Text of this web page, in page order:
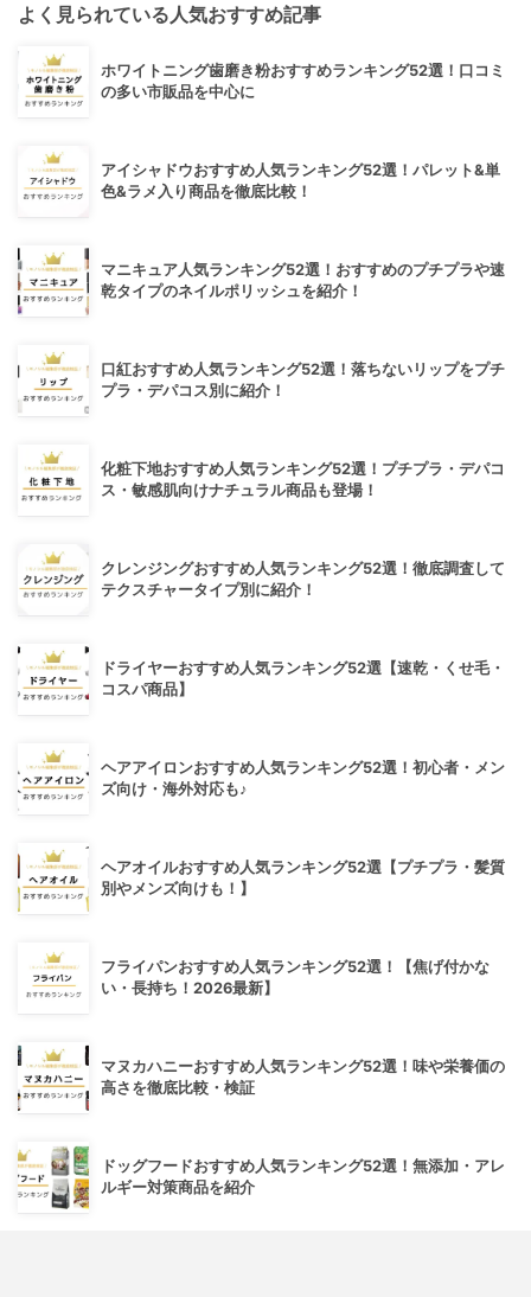
よく見られている人気おすすめ記事
ホワイトニング歯磨き粉おすすめランキング52選！口コミ
の多い市販品を中心に
アイシャドウおすすめ人気ランキング52選！パレット&単
色&ラメ入り商品を徹底比較！
マニキュア人気ランキング52選！おすすめのプチプラや速
乾タイプのネイルポリッシュを紹介！
口紅おすすめ人気ランキング52選！落ちないリップをプチ
プラ・デパコス別に紹介！
化粧下地おすすめ人気ランキング52選！プチプラ・デパコ
ス・敏感肌向けナチュラル商品も登場！
クレンジングおすすめ人気ランキング52選！徹底調査して
テクスチャータイプ別に紹介！
ドライヤーおすすめ人気ランキング52選【速乾・くせ毛・
コスパ商品】
ヘアアイロンおすすめ人気ランキング52選！初心者・メン
ズ向け・海外対応も♪
ヘアオイルおすすめ人気ランキング52選【プチプラ・髪質
別やメンズ向けも！】
フライパンおすすめ人気ランキング52選！【焦げ付かな
い・長持ち！2026最新】
マヌカハニーおすすめ人気ランキング52選！味や栄養価の
高さを徹底比較・検証
ドッグフードおすすめ人気ランキング52選！無添加・アレ
ルギー対策商品を紹介